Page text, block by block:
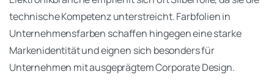
technische Kompetenz unterstreicht. Farbfolien in
Unternehmensfarben schaffen hingegen eine starke
Markenidentität und eignen sich besonders für
Unternehmen mit ausgeprägtem Corporate Design.